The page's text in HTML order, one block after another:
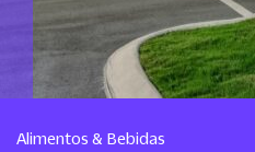
Alimentos & Bebidas